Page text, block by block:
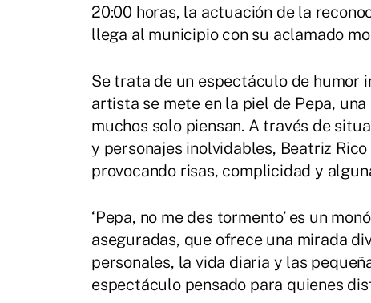
20:00 horas, la actuación de la
llega al municipio con su aclamado
Se trata de un espectáculo de humor
artista se mete en la piel de Pepa,
muchos solo piensan. A través de
y personajes inolvidables, Beatriz
provocando risas, complicidad y
‘Pepa, no me des tormento’ es un
aseguradas, que ofrece una mirada
personales, la vida diaria y las
espectáculo pensado para quienes